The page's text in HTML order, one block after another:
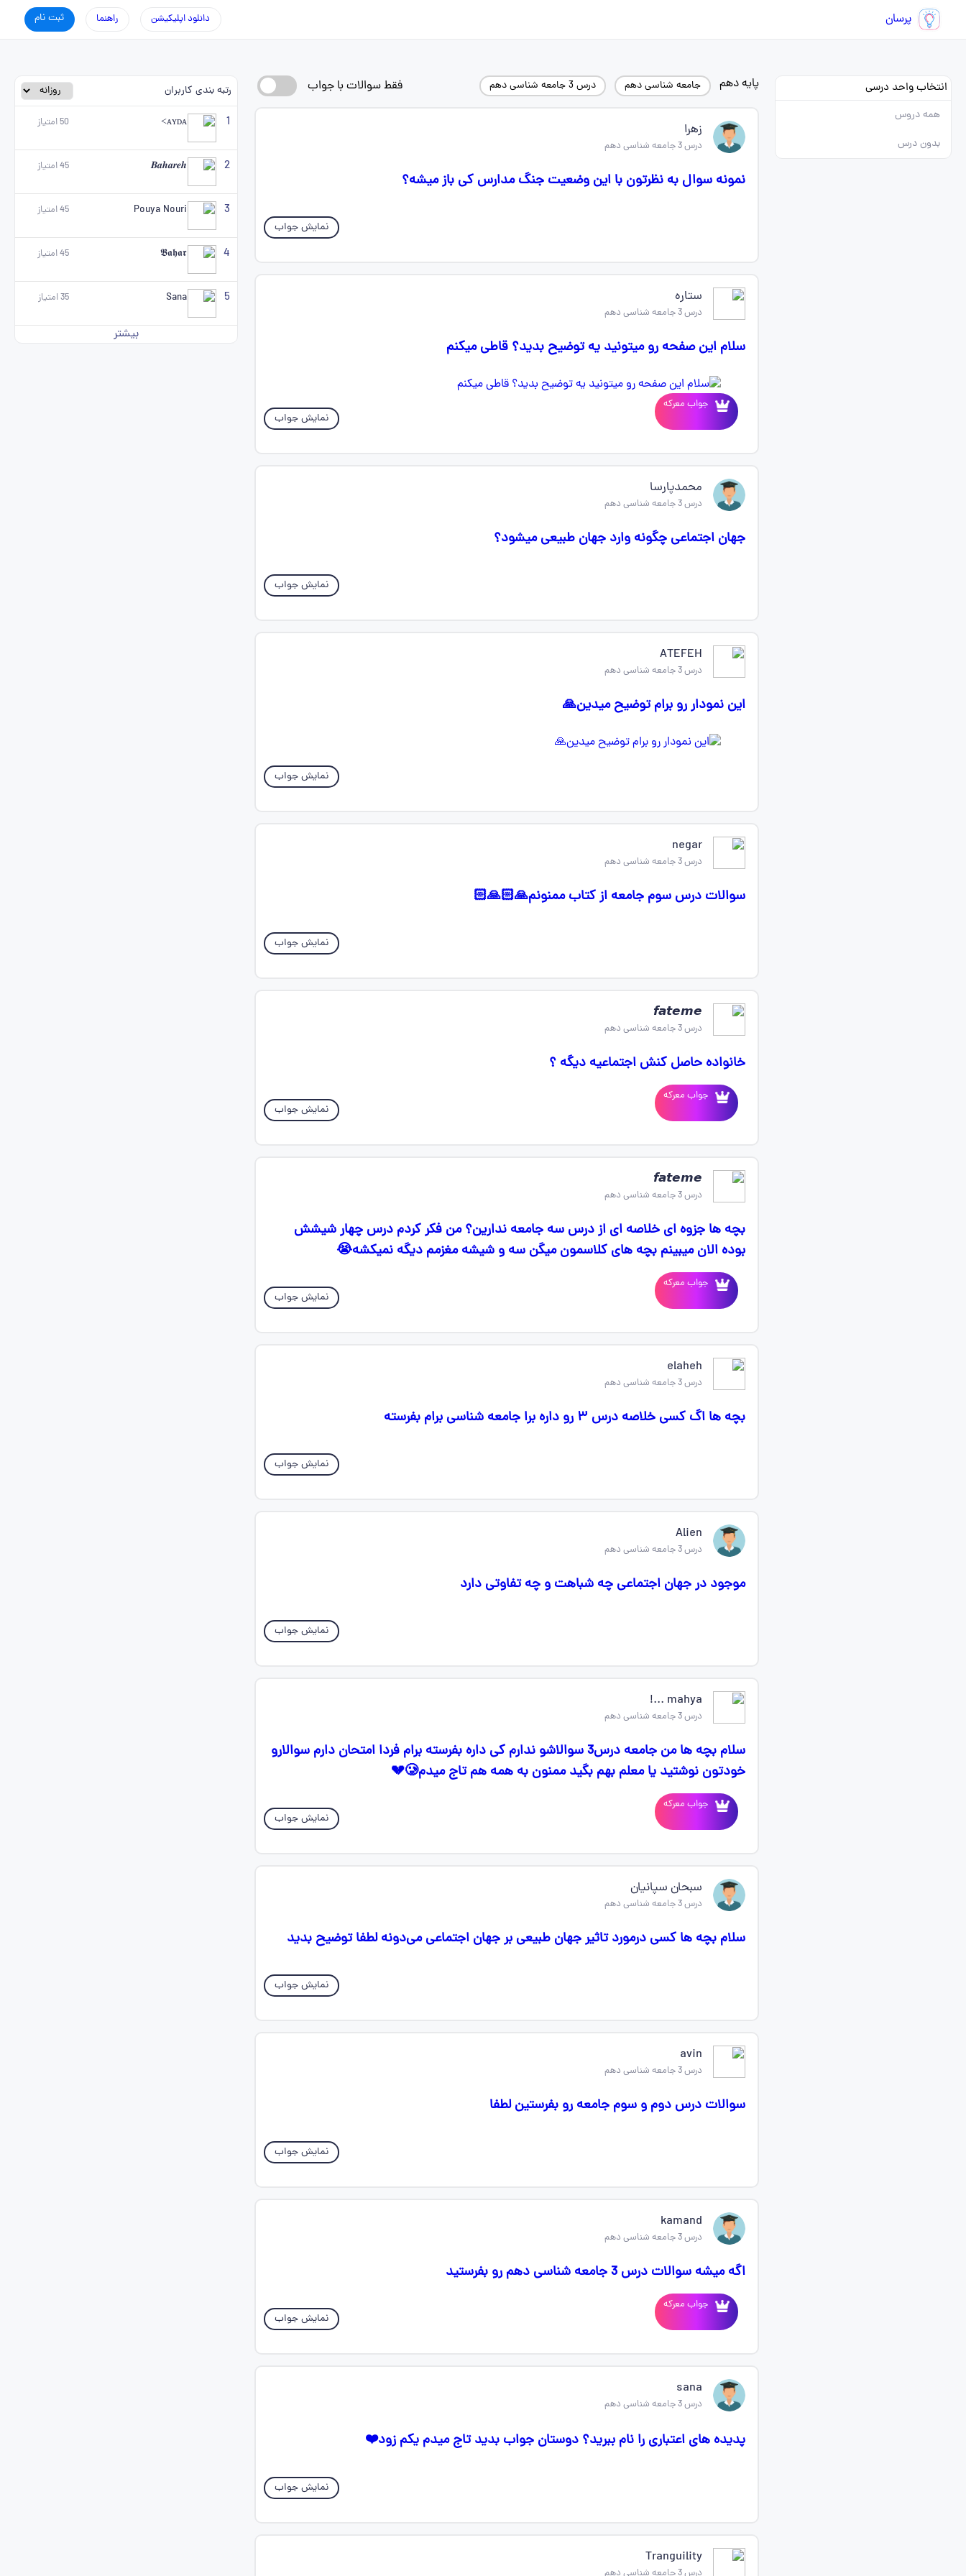
پرسان ثبت نام راهنما دانلود اپلیکیشن
انتخاب واحد درسی
همه دروس
بدون درس
پایه دهم جامعه شناسی دهم درس 3 جامعه شناسی دهم فقط سوالات با جواب
زهرا
درس 3 جامعه شناسی دهم
نمونه سوال به نظرتون با این وضعیت جنگ مدارس کی باز میشه؟
نمایش جواب
ستاره
درس 3 جامعه شناسی دهم
سلام این صفحه رو میتونید یه توضیح بدید؟ قاطی میکنم
جواب معرکه
نمایش جواب
محمدپارسا
درس 3 جامعه شناسی دهم
جهان اجتماعی چگونه وارد جهان طبیعی میشود؟
نمایش جواب
ATEFEH
درس 3 جامعه شناسی دهم
این نمودار رو برام توضیح میدین🙏
نمایش جواب
negar
درس 3 جامعه شناسی دهم
سوالات درس سوم جامعه از کتاب ممنونم🙏🏻🙏🏻
نمایش جواب
𝙛𝙖𝙩𝙚𝙢𝙚
درس 3 جامعه شناسی دهم
خانواده حاصل کنش اجتماعیه دیگه ؟
جواب معرکه
نمایش جواب
𝙛𝙖𝙩𝙚𝙢𝙚
درس 3 جامعه شناسی دهم
بچه ها جزوه ای خلاصه ای از درس سه جامعه ندارین؟ من فکر کردم درس چهار شیشش
بوده الان میبینم بچه های کلاسمون میگن سه و شیشه مغزمم دیگه نمیکشه😭
جواب معرکه
نمایش جواب
elaheh
درس 3 جامعه شناسی دهم
بچه ها اگ کسی خلاصه درس ۳ رو داره برا جامعه شناسی برام بفرسته
نمایش جواب
Alien
درس 3 جامعه شناسی دهم
موجود در جهان اجتماعی چه شباهت و چه تفاوتی دارد
نمایش جواب
mahya ...!
درس 3 جامعه شناسی دهم
سلام بچه ها من جامعه درس3 سوالاشو ندارم کی داره بفرسته برام فردا امتحان دارم سوالارو
خودتون نوشتید یا معلم بهم بگید ممنون به همه هم تاج میدم🥲💔
جواب معرکه
نمایش جواب
سبحان سپانیان
درس 3 جامعه شناسی دهم
سلام بچه ها کسی درمورد تاثیر جهان طبیعی بر جهان اجتماعی می‌دونه لطفا توضیح بدید
نمایش جواب
avin
درس 3 جامعه شناسی دهم
سوالات درس دوم و سوم جامعه رو بفرستین لطفا
نمایش جواب
kamand
درس 3 جامعه شناسی دهم
اگه میشه سوالات درس 3 جامعه شناسی دهم رو بفرستید
جواب معرکه
نمایش جواب
sana
درس 3 جامعه شناسی دهم
پدیده های اعتباری را نام ببرید؟ دوستان جواب بدید تاج میدم یکم زود❤️
نمایش جواب
Tranguility
رتبه بندی کاربران
1
ᴀʏᴅᴀ>
50امتیاز
2
𝑩𝒂𝒉𝒂𝒓𝒆𝒉
45امتیاز
3
Pouya Nouri
45امتیاز
4
𝕭𝖆𝖍𝖆𝖗
45امتیاز
5
Sana
35امتیاز
بیشتر